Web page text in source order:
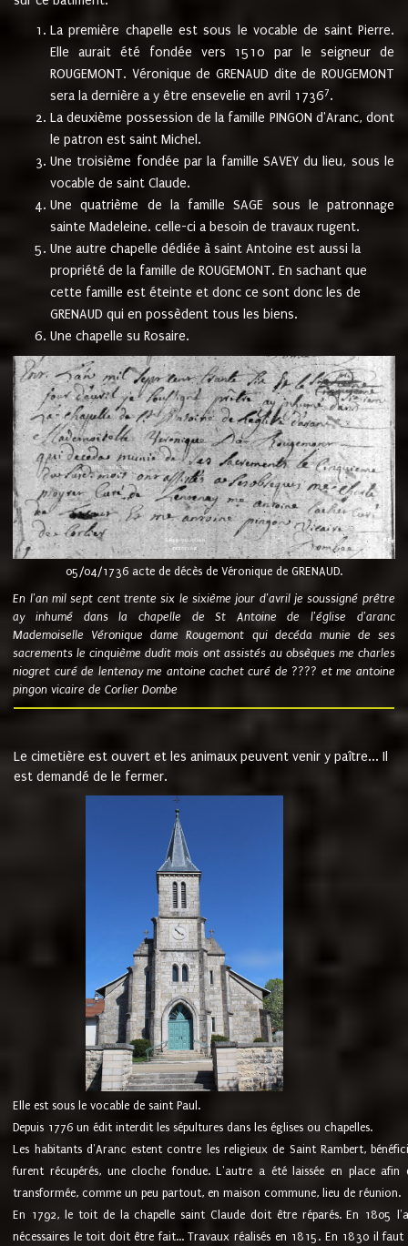
La première chapelle est sous le vocable de saint Pierre.
Elle aurait été fondée vers 1510 par le seigneur de
ROUGEMONT. Véronique de GRENAUD dite de ROUGEMONT
sera la dernière a y être ensevelie en avril 17367.
La deuxième possession de la famille PINGON d'Aranc, dont
le patron est saint Michel.
Une troisième fondée par la famille SAVEY du lieu, sous le
vocable de saint Claude.
Une quatrième de la famille SAGE sous le patronnage
sainte Madeleine. celle-ci a besoin de travaux rugent.
Une autre chapelle dédiée à saint Antoine est aussi la
propriété de la famille de ROUGEMONT. En sachant que
cette famille est éteinte et donc ce sont donc les de
GRENAUD qui en possèdent tous les biens.
Une chapelle su Rosaire.
05/04/1736 acte de décès de Véronique de GRENAUD.
En l'an mil sept cent trente six le sixième jour d'avril je soussigné prêtre
ay inhumé dans la chapelle de St Antoine de l'église d'aranc
Mademoiselle Véronique dame Rougemont qui decéda munie de ses
sacrements le cinquième dudit mois ont assistés au obsèques me charles
niogret curé de lentenay me antoine cachet curé de ???? et me antoine
pingon vicaire de Corlier Dombe
Le cimetière est ouvert et les animaux peuvent venir y paître... Il
est demandé de le fermer.
Elle est sous le vocable de saint Paul.
Depuis 1776 un édit interdit les sépultures dans les églises ou chapelles.
Les habitants d'Aranc estent contre les religieux de Saint Rambert,
furent récupérés, une cloche fondue. L'autre a été laissée en place
transformée, comme un peu partout, en maison commune, lieu de réunion.
En 1792, le toit de la chapelle saint Claude doit être réparés. En 1805
nécessaires le toit doit être fait... Travaux réalisés en 1815. En 1830 il